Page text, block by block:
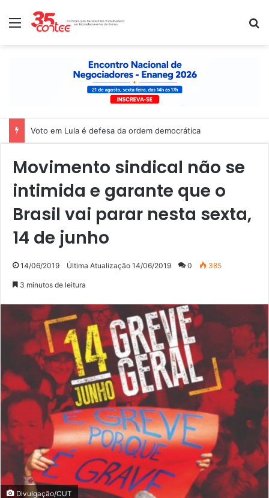
Menu
Voto em Lula é defesa da ordem democrática
Movimento sindical não se
intimida e garante que o
Brasil vai parar nesta sexta,
14 de junho
14/06/2019 Última Atualização 14/06/2019 0 385
3 minutos de leitura
Divulgação/CUT